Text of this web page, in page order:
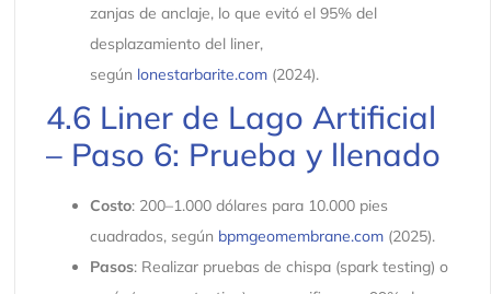
zanjas de anclaje, lo que evitó el 95% del
desplazamiento del liner,
según lonestarbarite.com(2024).
4.6 Liner de Lago Artificial
– Paso 6: Prueba y llenado
Costo: 200–1.000 dólares para 10.000 pies
cuadrados, según bpmgeomembrane.com(2025).
Pasos: Realizar pruebas de chispa (spark testing) o